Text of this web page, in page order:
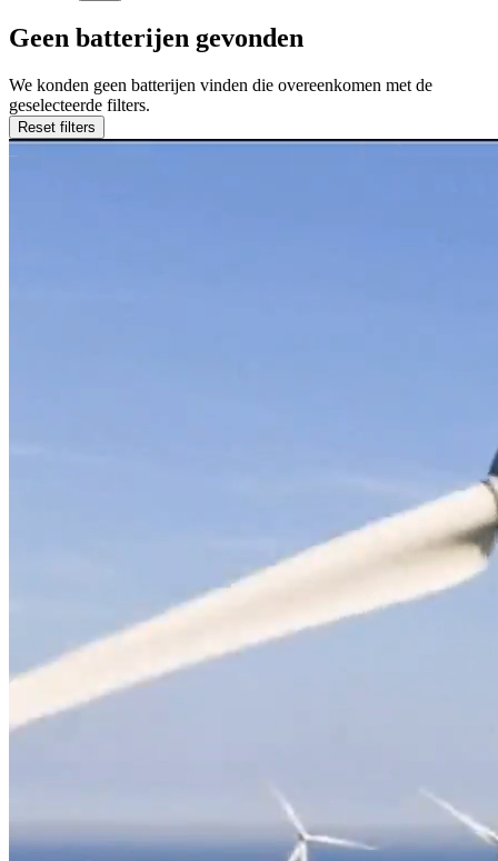
Geen batterijen gevonden
We konden geen batterijen vinden die overeenkomen met de
geselecteerde filters.
Reset filters